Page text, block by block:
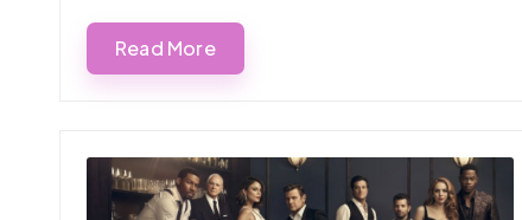
Read More